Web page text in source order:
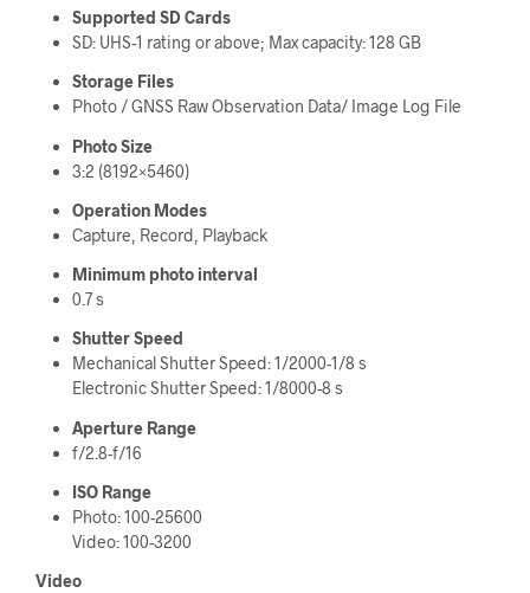
Supported SD Cards
SD: UHS-1 rating or above; Max capacity: 128 GB
Storage Files
Photo / GNSS Raw Observation Data/ Image Log File
Photo Size
3:2 (8192×5460)
Operation Modes
Capture, Record, Playback
Minimum photo interval
0.7 s
Shutter Speed
Mechanical Shutter Speed: 1/2000-1/8 s
Electronic Shutter Speed: 1/8000-8 s
Aperture Range
f/2.8-f/16
ISO Range
Photo: 100-25600
Video: 100-3200
Video